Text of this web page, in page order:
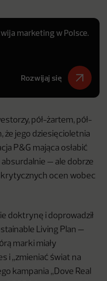
marketing w Polsce.
Rozwijaj się
pół-żartem, pół-
że jego dziesięcioletnia
P&G mająca osłabić
— ale dobrze
ocen wobec
doktrynę i doprowadził
Living Plan —
marki miały
i „zmieniać świat na
kampania „Dove Real